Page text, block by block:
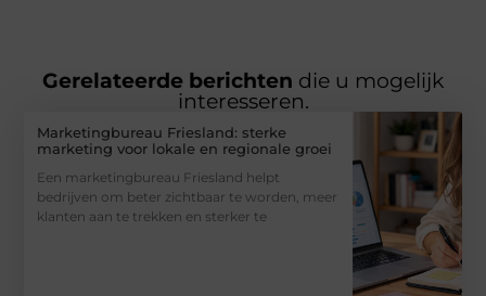
Gerelateerde berichten die u mogelijk
interesseren.
Marketingbureau Friesland: sterke
marketing voor lokale en regionale groei
Een marketingbureau Friesland helpt
bedrijven om beter zichtbaar te worden, meer
klanten aan te trekken en sterker te